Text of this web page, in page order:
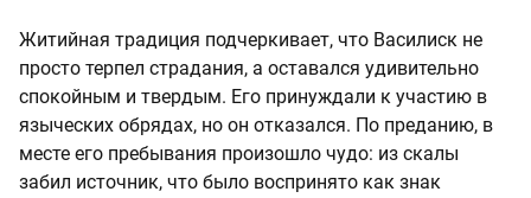
Житийная традиция подчеркивает, что Василиск не
просто терпел страдания, а оставался удивительно
спокойным и твердым. Его принуждали к участию в
языческих обрядах, но он отказался. По преданию, в
месте его пребывания произошло чудо: из скалы
забил источник, что было воспринято как знак